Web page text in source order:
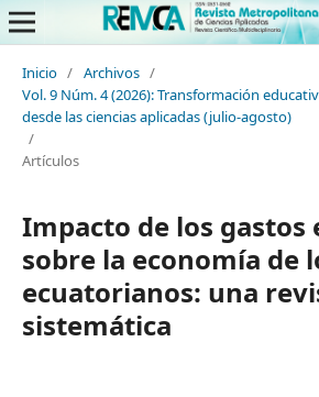
Inicio / Archivos /
Vol. 9 Núm. 4 (2026): Transformación
desde las ciencias aplicadas (julio-agosto)
/
Artículos
Impacto de los gastos
sobre la economía de
ecuatorianos: una
sistemática